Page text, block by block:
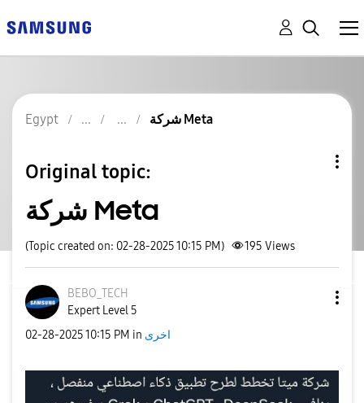
Egypt شركة Meta
Original topic:
شركة Meta
(Topic created on: 02-28-2025 10:15 PM) 195 Views
BEBO_TECH
Expert Level 5
‎02-28-202510:15 PM in اخرى